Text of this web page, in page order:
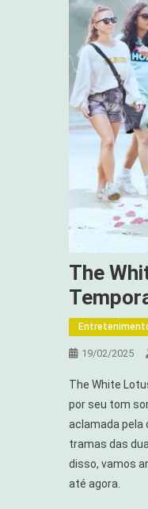
The
19/02/2025
The White
por seu tom
aclamada pela
tramas das
disso, vamos
até agora.